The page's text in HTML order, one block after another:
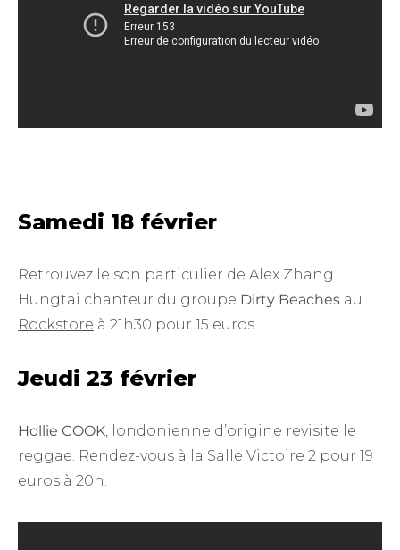
Samedi 18 février
Retrouvez le son particulier de Alex Zhang
Hungtai chanteur du groupe Dirty Beaches au
Rockstore à 21h30 pour 15 euros.
Jeudi 23 février
Hollie COOK, londonienne d’origine revisite le
reggae. Rendez-vous à la Salle Victoire 2 pour 19
euros à 20h.